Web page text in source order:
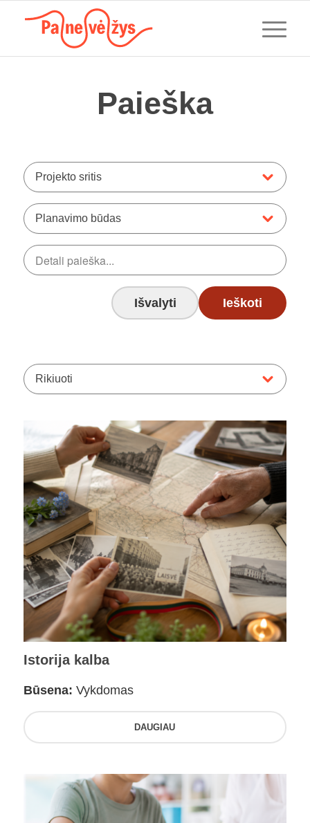
Paieška
Projekto sritis
Planavimo būdas
Išvalyti Ieškoti
Rikiuoti
Istorija kalba
Būsena: Vykdomas
DAUGIAU